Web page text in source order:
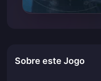
Sobre este Jogo